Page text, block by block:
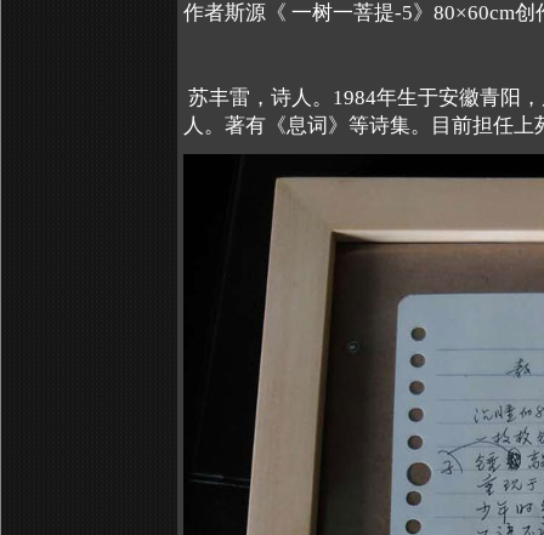
作者斯源《 一树一菩提-5》80×60cm
苏丰雷，诗人。1984年生于安徽青阳
人。著有《息词》等诗集。目前担任